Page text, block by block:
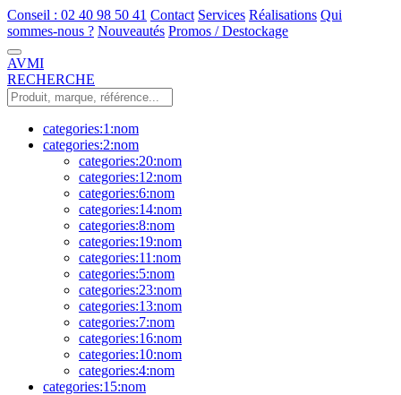
Conseil : 02 40 98 50 41 Contact Services Réalisations Qui
sommes-nous ? Nouveautés Promos / Destockage
AVMI
RECHERCHE
categories:1:nom
categories:2:nom
categories:20:nom
categories:12:nom
categories:6:nom
categories:14:nom
categories:8:nom
categories:19:nom
categories:11:nom
categories:5:nom
categories:23:nom
categories:13:nom
categories:7:nom
categories:16:nom
categories:10:nom
categories:4:nom
categories:15:nom